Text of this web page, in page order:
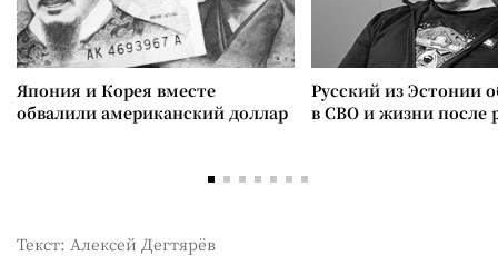
Япония и Корея вместе
обвалили американский доллар
Русский из Эстонии
в СВО и жизни после
Текст: Алексей Дегтярёв